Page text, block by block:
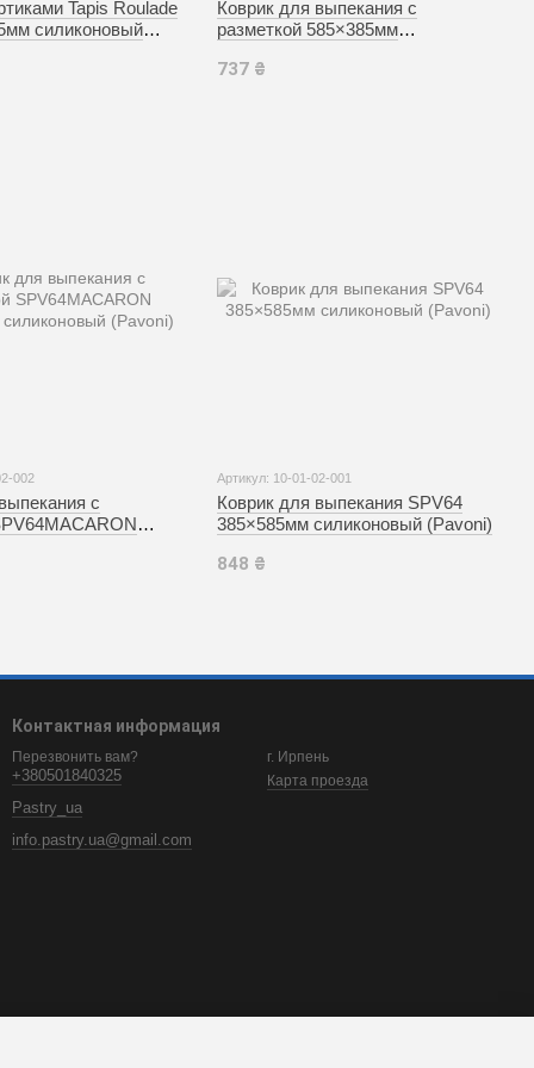
Tapis Roulade
силиконовый
Коврик для выпекания с
разметкой 585×385мм
737 ₴
002
с
Артикул: 10-01-02-001
Коврик для выпекания SPV64
385×585мм силиконовый (Pavoni)
848 ₴
Контактная информация
Перезвонить вам?
+380501840325
Pastry_ua
info.pastry.ua@gmail.com
г. Ирпень
Карта проезда